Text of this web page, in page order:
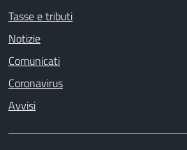
Tasse e tributi
Notizie
Comunicati
Coronavirus
Avvisi